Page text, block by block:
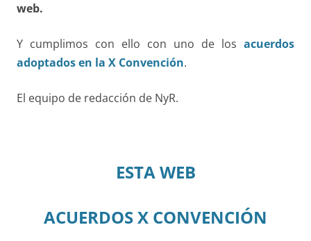
web.
Y cumplimos con ello con uno de los acuerdos
adoptados en la X Convención.
El equipo de redacción de NyR.
ESTA WEB
ACUERDOS X CONVENCIÓN